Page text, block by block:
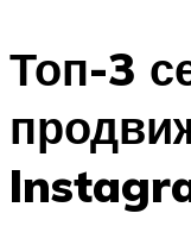
Топ-3